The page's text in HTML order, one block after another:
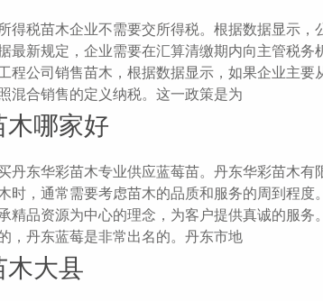
得税苗木企业不需要交所得税。根据数据显示
最新规定，企业需要在汇算清缴期内向主管税
程公司销售苗木，根据数据显示，如果企业主
混合销售的定义纳税。这一政策是为
哪家好
丹东华彩苗木专业供应蓝莓苗。丹东华彩苗木有
时，通常需要考虑苗木的品质和服务的周到程
精品资源为中心的理念，为客户提供真诚的服
，丹东蓝莓是非常出名的。丹东市地
大县